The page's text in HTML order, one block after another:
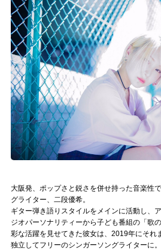
お問い合わせ
記事リクエスト
ログイン
LINK
muevoクラウドファンディング
muevoコミュニティ
ぶいコミュ！by muevo
ぶいマガ！ by muevo
大阪発、ポップさと鋭さを併せ持った音楽性
グライター、二段優希。
ギター弾き語りスタイルをメインに活動し、
ジオパーソナリティーから子ども番組の「歌
彩な活躍を見せてきた彼女は、2019年にそれ
独立してフリーのシンガーソングライターに